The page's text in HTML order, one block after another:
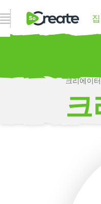
내비게이션 열기 집
크리에이